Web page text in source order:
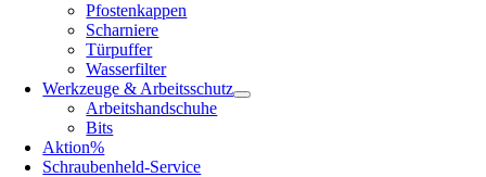
Pfostenkappen
Scharniere
Türpuffer
Wasserfilter
Werkzeuge & Arbeitsschutz
Arbeitshandschuhe
Bits
Aktion%
Schraubenheld-Service